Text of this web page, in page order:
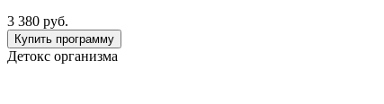
3 380 руб.
Купить программу
Детокс организма